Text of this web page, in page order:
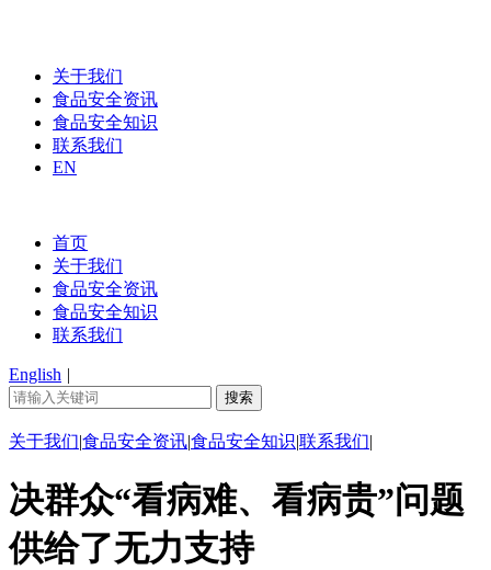
关于我们
食品安全资讯
食品安全知识
联系我们
EN
首页
关于我们
食品安全资讯
食品安全知识
联系我们
English |
关于我们|食品安全资讯|食品安全知识|联系我们|
决群众“看病难、看病贵”问题
供给了无力支持